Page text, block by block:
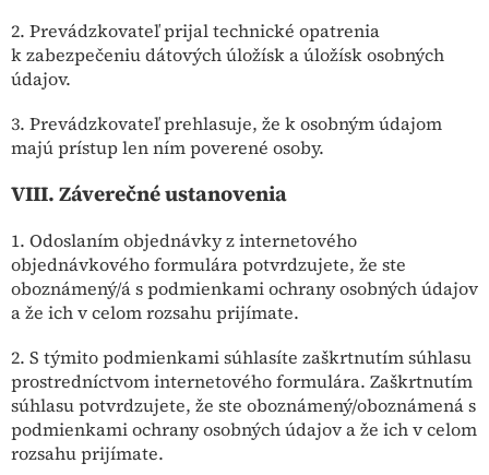
2. Prevádzkovateľ prijal technické opatrenia
k zabezpečeniu dátových úložísk a úložísk osobných
údajov.
3. Prevádzkovateľ prehlasuje, že k osobným údajom
majú prístup len ním poverené osoby.
VIII. Záverečné ustanovenia
1. Odoslaním objednávky z internetového
objednávkového formulára potvrdzujete, že ste
oboznámený/á s podmienkami ochrany osobných údajov
a že ich v celom rozsahu prijímate.
2. S týmito podmienkami súhlasíte zaškrtnutím súhlasu
prostredníctvom internetového formulára. Zaškrtnutím
súhlasu potvrdzujete, že ste oboznámený/oboznámená s
podmienkami ochrany osobných údajov a že ich v celom
rozsahu prijímate.